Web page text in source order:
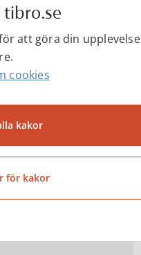
ring 0504-18800
att göra din upplevelse
cookies
kakor
för kakor